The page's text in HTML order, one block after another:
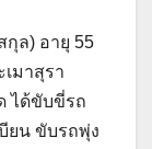
กุล) อายุ 55
มาสุรา
ได้ขับขี่รถ
ยน ขับรถพุ่ง